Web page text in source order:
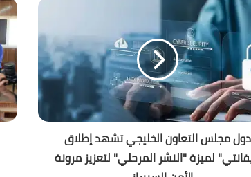
دول مجلس التعاون الخليجي تشهد إطلاق
لميزة "النشر المرحلي" لتعزيز مرونة